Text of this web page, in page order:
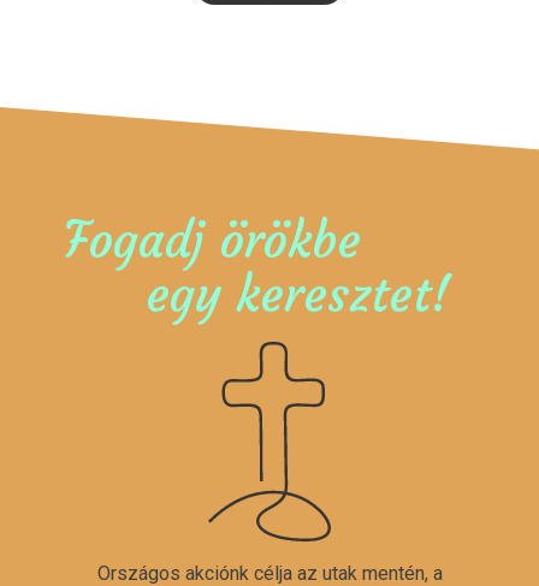
Fogadj örökbe
egy keresztet!
Országos akciónk célja az utak mentén, a